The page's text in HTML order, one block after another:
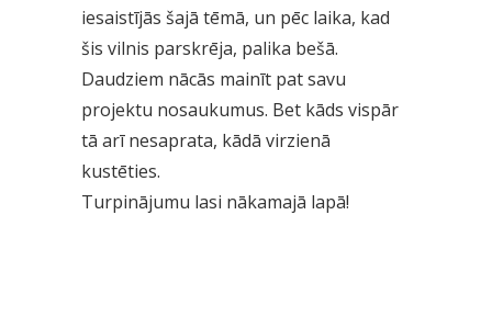
iesaistījās šajā tēmā, un pēc laika, kad
šis vilnis parskrēja, palika bešā.
Daudziem nācās mainīt pat savu
projektu nosaukumus. Bet kāds vispār
tā arī nesaprata, kādā virzienā
kustēties.
Turpinājumu lasi nākamajā lapā!